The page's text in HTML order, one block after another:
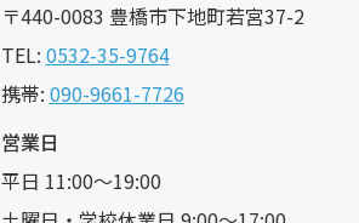
〒440-0083 豊橋市下地町若宮37-2
TEL: 0532-35-9764
携帯: 090-9661-7726
営業日
平日 11:00〜19:00